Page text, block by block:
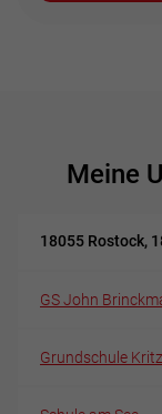
Meine
18055 Rostock,
GS John
Grundschule